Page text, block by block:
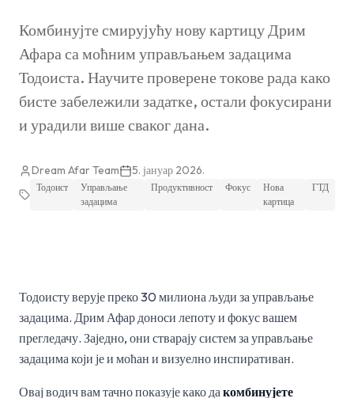
Комбинујте смирујућу нову картицу Дрим
Афара са моћним управљањем задацима
Тодоиста. Научите проверене токове рада како
бисте забележили задатке, остали фокусирани
и урадили више сваког дана.
Dream Afar Team 5. јануар 2026.
Тодоист
Управљање
задацима
Продуктивност Фокус
Нова
картица
ГТД
Тодоисту верује преко 30 милиона људи за управљање
задацима. Дрим Афар доноси лепоту и фокус вашем
прегледачу. Заједно, они стварају систем за управљање
задацима који је и моћан и визуелно инспиративан.
Овај водич вам тачно показује како дакомбинујете